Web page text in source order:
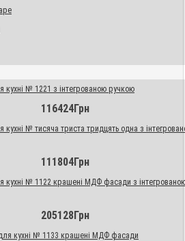
кухні № 1221 з інтегрованою ручкою
116424Грн
кухні № тисяча триста тридцять одна з
111804Грн
кухні № 1122 крашені МДФ фасади з
205128Грн
кухні № 1133 крашені МДФ фасади